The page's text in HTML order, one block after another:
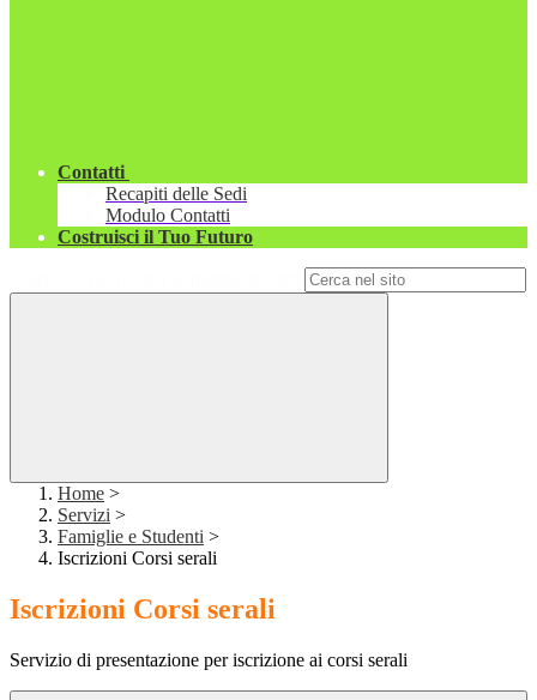
Contatti
Recapiti delle Sedi
Modulo Contatti
Costruisci il Tuo Futuro
Home >
Servizi >
Famiglie e Studenti >
Iscrizioni Corsi serali
Iscrizioni Corsi serali
Servizio di presentazione per iscrizione ai corsi serali